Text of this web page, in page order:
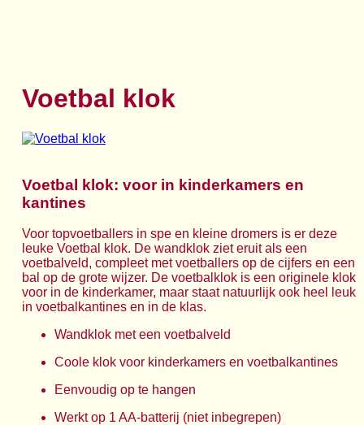
Voetbal klok
Voetbal klok: voor in kinderkamers en
kantines
Voor topvoetballers in spe en kleine dromers is er deze
leuke Voetbal klok. De wandklok ziet eruit als een
voetbalveld, compleet met voetballers op de cijfers en een
bal op de grote wijzer. De voetbalklok is een originele klok
voor in de kinderkamer, maar staat natuurlijk ook heel leuk
in voetbalkantines en in de klas.
Wandklok met een voetbalveld
Coole klok voor kinderkamers en voetbalkantines
Eenvoudig op te hangen
Werkt op 1 AA-batterij (niet inbegrepen)